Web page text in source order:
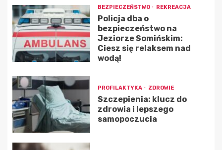
BEZPIECZEŃSTWO REKREACJA
Policja dba o
bezpieczeństwo na
Jeziorze Somińskim:
Ciesz się relaksem nad
wodą!
PROFILAKTYKA ZDROWIE
Szczepienia: klucz do
zdrowia i lepszego
samopoczucia